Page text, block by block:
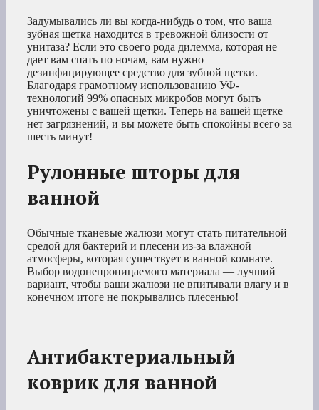
Задумывались ли вы когда-нибудь о том, что ваша
зубная щетка находится в тревожной близости от
унитаза? Если это своего рода дилемма, которая не
дает вам спать по ночам, вам нужно
дезинфицирующее средство для зубной щетки.
Благодаря грамотному использованию УФ-
технологий 99% опасных микробов могут быть
уничтожены с вашей щетки. Теперь на вашей щетке
нет загрязнений, и вы можете быть спокойны всего за
шесть минут!
Рулонные шторы для
ванной
Обычные тканевые жалюзи могут стать питательной
средой для бактерий и плесени из-за влажной
атмосферы, которая существует в ванной комнате.
Выбор водонепроницаемого материала — лучший
вариант, чтобы ваши жалюзи не впитывали влагу и в
конечном итоге не покрывались плесенью!
Антибактериальный
коврик для ванной